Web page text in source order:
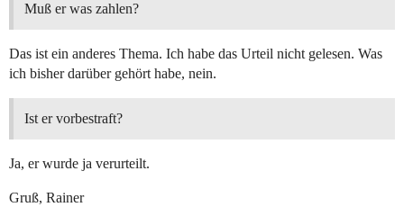
Muß er was zahlen?
Das ist ein anderes Thema. Ich habe das Urteil nicht gelesen. Was
ich bisher darüber gehört habe, nein.
Ist er vorbestraft?
Ja, er wurde ja verurteilt.
Gruß, Rainer